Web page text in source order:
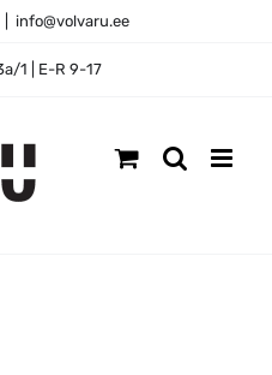
info@volvaru.ee
1 | E-R 9-17